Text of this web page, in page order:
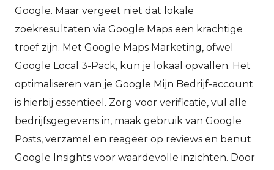
Google. Maar vergeet niet dat lokale
zoekresultaten via Google Maps een krachtige
troef zijn. Met Google Maps Marketing, ofwel
Google Local 3-Pack, kun je lokaal opvallen. Het
optimaliseren van je Google Mijn Bedrijf-account
is hierbij essentieel. Zorg voor verificatie, vul alle
bedrijfsgegevens in, maak gebruik van Google
Posts, verzamel en reageer op reviews en benut
Google Insights voor waardevolle inzichten. Door